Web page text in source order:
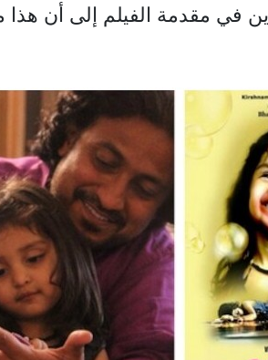
في مقدمة الفيلم إلى أن